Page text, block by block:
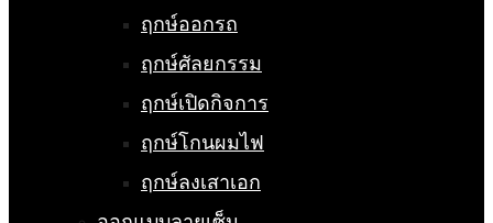
ฤกษ์ออกรถ
ฤกษ์ศัลยกรรม
ฤกษ์เปิดกิจการ
ฤกษ์โกนผมไฟ
ฤกษ์ลงเสาเอก